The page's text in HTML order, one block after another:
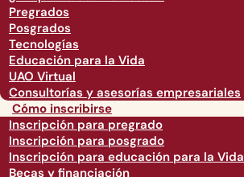
Pregrados
Posgrados
Tecnologías
Educación para la Vida
UAO Virtual
Consultorías y asesorías empresariales
Cómo inscribirse
Inscripción para pregrado
Inscripción para posgrado
Inscripción para educación para la Vida
Becas y financiación